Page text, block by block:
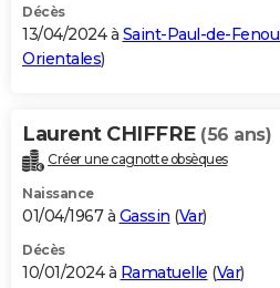
Décès
13/04/2024 à Saint-Paul-de-
Orientales)
Laurent CHIFFRE (56 ans)
Créer une cagnotte obsèques
Naissance
01/04/1967 à Gassin (Var)
Décès
10/01/2024 à Ramatuelle (Var)